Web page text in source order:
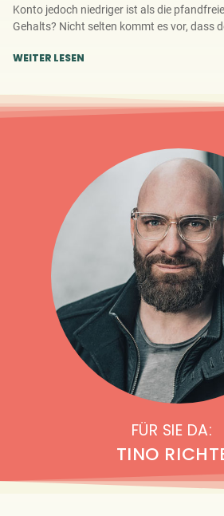
Konto jedoch niedriger ist als die
Gehalts? Nicht selten kommt es vor, dass
WEITER LESEN
FÜR SIE DA:
TINO